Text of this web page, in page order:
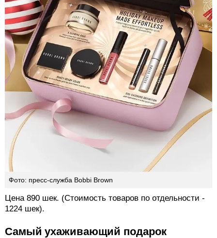
Фото: пресс-служба Bobbi Brown
Цена 890 шек. (Стоимость товаров по отдельности -
1224 шек).
Самый ухаживающий подарок